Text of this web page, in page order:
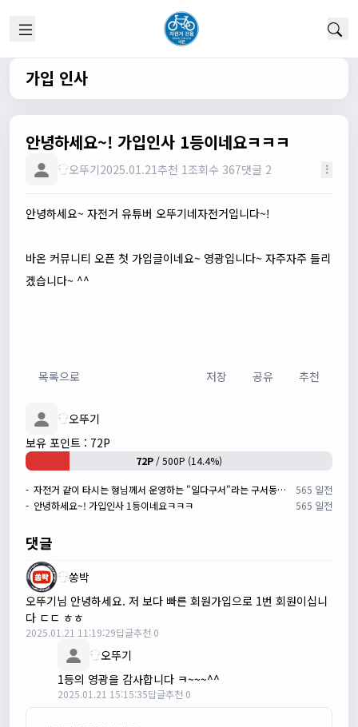
회원가입 하단에 체크박스 중에 위 내용을 확인하였고, 동의
합니다. 라는 묻는데 뭘 동의한다는 말이에요?
안녕하세요 :) 템플릿이 그대로 노출되는것같습니다. 저희가
따로 동의를 구하는 항목은 없습니다 해당 내용 체크해보겠
습니다
이름/휴대폰 번호는 이벤트에 활용될수 있다는 항목을 추가
해야하고 이에 동의한다는 체크박스내용이 필요할것같습니
다. 가입항목은 바로 수정해두겠습니다
쏭박17:23:31
실시간 채팅 테스트
1
쏭박 17:23:35
쏭박17:24:22
사진 업로드 테스트
쏭박17:24:35
테스트 완료입니다 :)
Leepi02:57:35
가입 인사
안녕하세요~! 가입인사 1등이네요ㅋㅋㅋ
오뚜기2025.01.21추천 1 조회수 367댓글 2
안녕하세요~ 자전거 유튜버 오뚜기네자전거입니다~!
바온 커뮤니티 오픈 첫 가입글이네요~ 영광입니다~ 자주자주 들리
겠습니다~ ^^
목록으로 저장 공유 추천
오뚜기
보유 포인트 : 72P
72P / 500P (14.4%)
- 자전거 같이 타시는 형님께서 운영하는 "일다구서"라는 구서동에 위치한 브런치카페 & 와인PUB입니다.
565 일전
- 안녕하세요~! 가입인사 1등이네요ㅋㅋㅋ
565 일전
댓글
쏭박
오뚜기님 안녕하세요. 저 보다 빠른 회원가입으로 1번 회원이십니
다 ㄷㄷ ㅎㅎ
2025.01.21 11:19:29답글추천 0
오뚜기
1등의 영광을 감사합니다 ㅋ~~~^^
2025.01.21 15:15:35답글추천 0